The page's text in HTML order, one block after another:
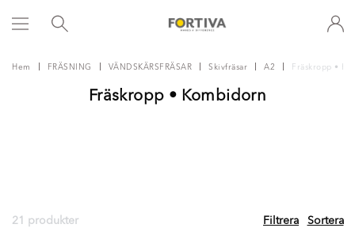
Hem FRÄSNING VÄNDSKÄRSFRÄSAR Skivfräsar A2 Fräskropp •
Fräskropp • Kombidorn
21 produkter Filtrera Sortera